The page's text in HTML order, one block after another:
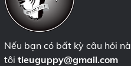
Nếu bạn có bất kỳ câu hỏi
tôi tieuguppy@gmail.com